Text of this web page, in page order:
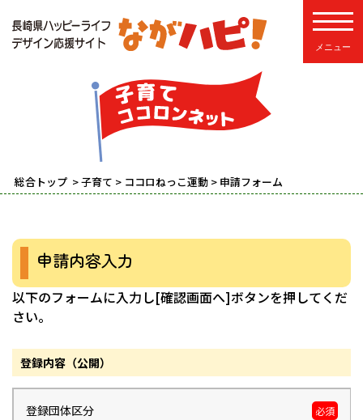
総合トップ >子育て > ココロねっこ運動 > 申請フォーム
申請内容入力
以下のフォームに入力し[確認画面へ]ボタンを押してくだ
さい。
登録内容（公開）
登録団体区分 必須